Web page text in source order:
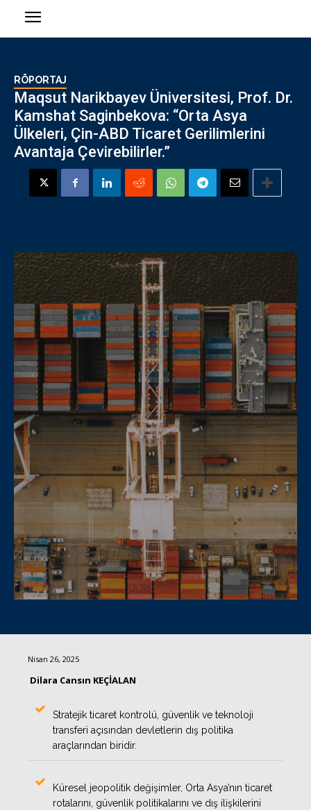
RÖPORTAJ
Maqsut Narikbayev Üniversitesi, Prof. Dr.
Kamshat Saginbekova: “Orta Asya
Ülkeleri, Çin-ABD Ticaret Gerilimlerini
Avantaja Çevirebilirler.”
Nisan 26, 2025
Dilara Cansın KEÇİALAN
Stratejik ticaret kontrolü, güvenlik ve teknoloji
transferi açısından devletlerin dış politika
araçlarından biridir.
Küresel jeopolitik değişimler, Orta Asya’nın ticaret
rotalarını, güvenlik politikalarını ve dış ilişkilerini